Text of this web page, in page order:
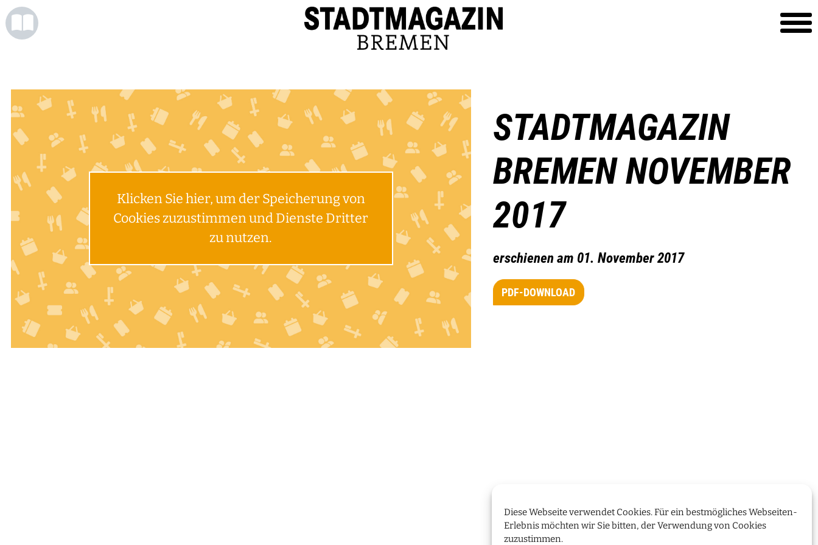
Diese Webseite verwendet Cookies. Für ein bestmögliches Webseiten-
Erlebnis möchten wir Sie bitten, der Verwendung von Cookies
zuzustimmen.
STADTMAGAZIN
BREMEN NOVEMBER
2017
erschienen am 01. November 2017
PDF-DOWNLOAD
Klicken Sie hier, um der Speicherung von
Cookies zuzustimmen und Dienste Dritter
zu nutzen.